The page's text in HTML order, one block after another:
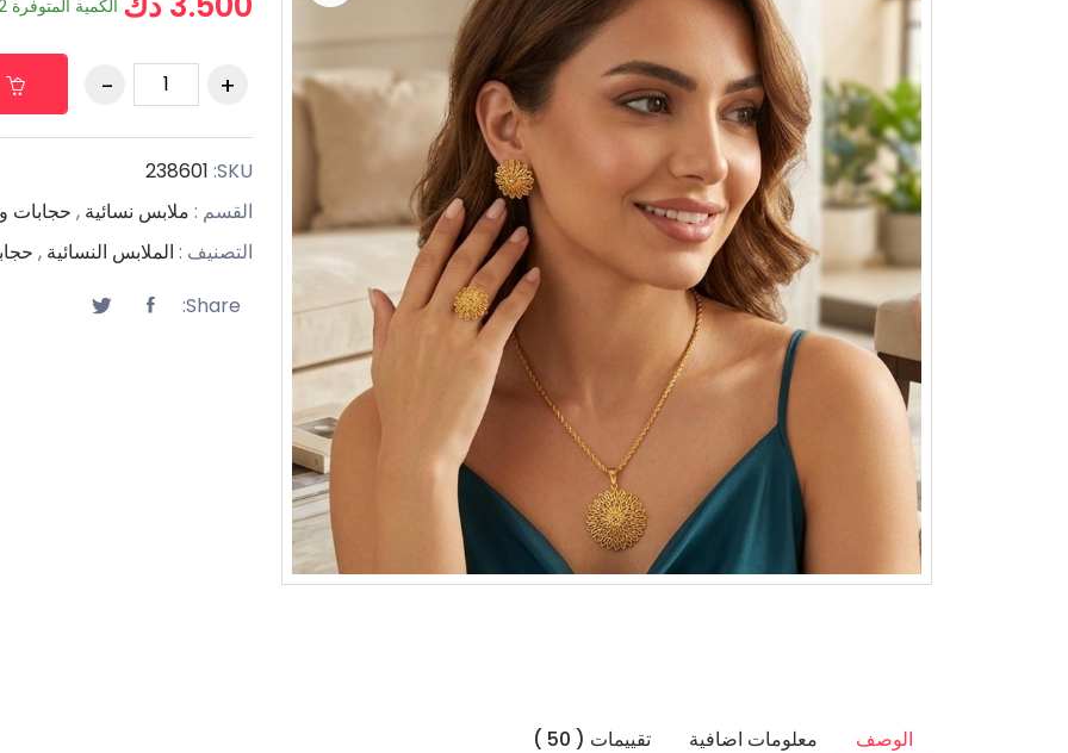
الكمية المتوفرة
SKU:
238601
القسم : ملابس نسائية , حجابات
التصنيف : الملابس النسائية ,
Share:
الوصف معلومات اضافية تقييمات ( 50 )